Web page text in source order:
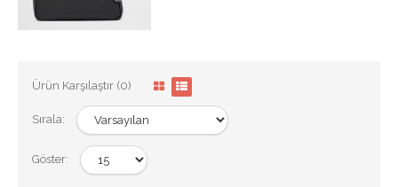
Ürün Karşılaştır (0)
Sırala:
Göster: